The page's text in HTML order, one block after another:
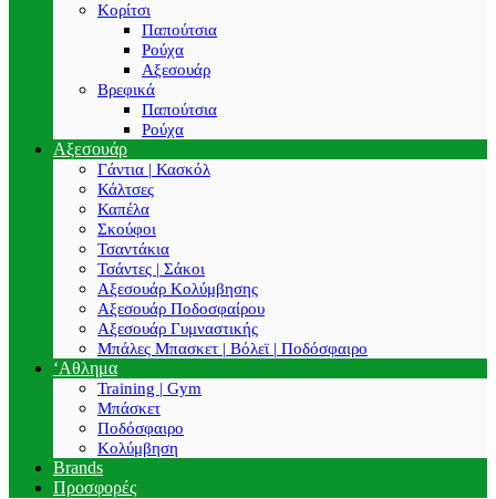
Κορίτσι
Παπούτσια
Ρούχα
Αξεσουάρ
Βρεφικά
Παπούτσια
Ρούχα
Αξεσουάρ
Γάντια | Κασκόλ
Κάλτσες
Καπέλα
Σκούφοι
Τσαντάκια
Τσάντες | Σάκοι
Αξεσουάρ Κολύμβησης
Αξεσουάρ Ποδοσφαίρου
Αξεσουάρ Γυμναστικής
Μπάλες Μπασκετ | Βόλεϊ | Ποδόσφαιρο
‘Αθλημα
Training | Gym
Μπάσκετ
Ποδόσφαιρο
Κολύμβηση
Brands
Προσφορές